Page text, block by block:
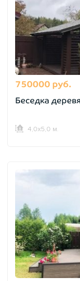
750000 руб.
Беседка
4,0х5,0 м.